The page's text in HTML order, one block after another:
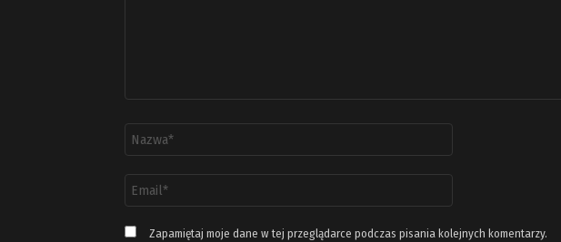
email
*
Zapamiętaj moje dane w tej przeglądarce podczas pisania kolejnych komentarzy.